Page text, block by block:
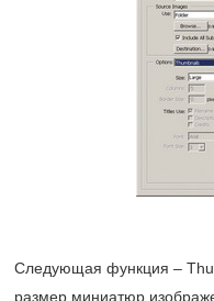
Следующая функция –
размер миниатюр